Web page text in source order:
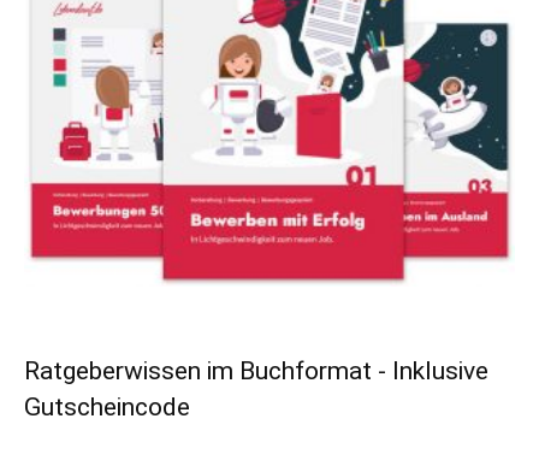
Ratgeberwissen im Buchformat - Inklusive
Gutscheincode